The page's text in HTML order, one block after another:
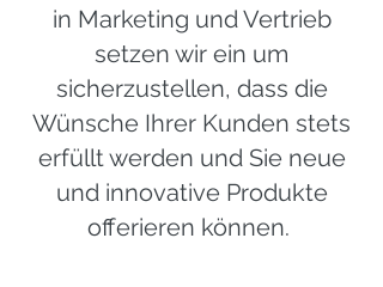
in Marketing und Vertrieb
setzen wir ein um
sicherzustellen, dass die
Wünsche Ihrer Kunden stets
erfüllt werden und Sie neue
und innovative Produkte
offerieren können.